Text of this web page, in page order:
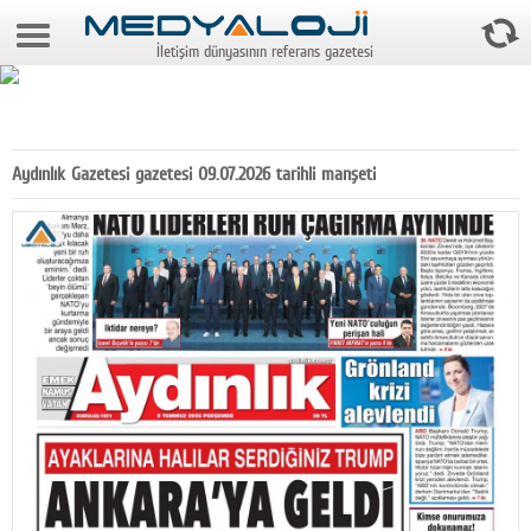
6 Ağustos 2026 5:45:22
Gazeteler
Medya
Reyting-tiraj
Teknoloji
Televizyon
Dünya
Pr
İletişim dünyasının referans gazetesi
Aydınlık Gazetesi gazetesi 09.07.2026 tarihli manşeti